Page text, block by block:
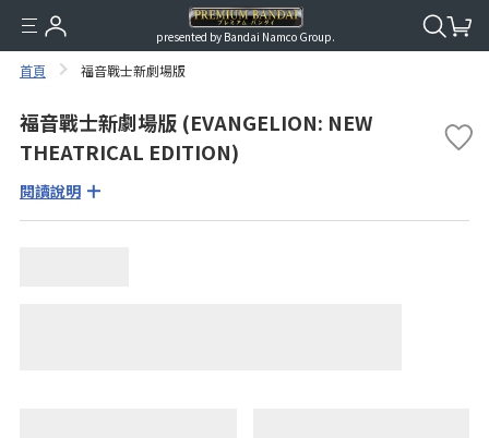
presented by Bandai Namco Group.
首頁 福音戰士新劇場版
福音戰士新劇場版 (EVANGELION: NEW
THEATRICAL EDITION)
閱讀說明